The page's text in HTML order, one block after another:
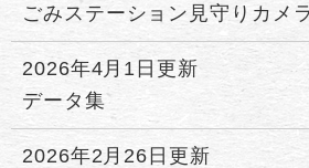
ごみステーション見守りカメ
2026年4月1日更新
データ集
2026年2月26日更新